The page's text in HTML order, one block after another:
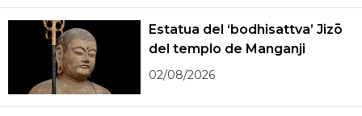
Estatua del ‘bodhisattva’ Jizō
del templo de Manganji
02/08/2026